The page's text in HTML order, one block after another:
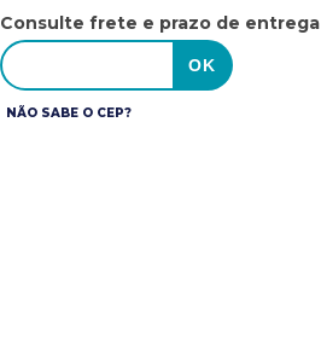
Consulte frete e prazo de entrega
NÃO SABE O CEP?